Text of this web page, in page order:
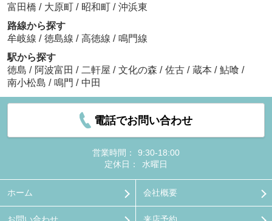
富田橋 / 大原町 / 昭和町 / 沖浜東
路線から探す
牟岐線 / 徳島線 / 高徳線 / 鳴門線
駅から探す
徳島 / 阿波富田 / 二軒屋 / 文化の森 / 佐古 / 蔵本 / 鮎喰 /
南小松島 / 鳴門 / 中田
電話でお問い合わせ
営業時間：
9:30-18:00
定休日：
水曜日
ホーム 会社概要